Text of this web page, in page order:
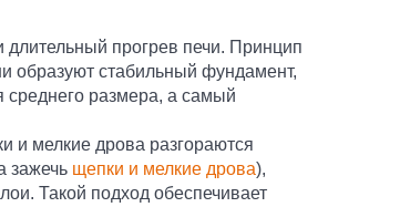
длительный прогрев печи. Принцип
образуют стабильный фундамент,
среднего размера, а самый
и мелкие дрова разгораются
зажечь щепки и мелкие дрова),
Такой подход обеспечивает